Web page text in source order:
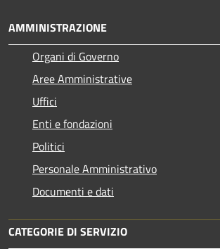
AMMINISTRAZIONE
Organi di Governo
Aree Amministrative
Uffici
Enti e fondazioni
Politici
Personale Amministrativo
Documenti e dati
CATEGORIE DI SERVIZIO